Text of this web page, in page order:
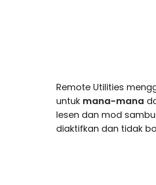
Remote Utilities
untuk mana-mana
lesen dan mod
diaktifkan dan tidak